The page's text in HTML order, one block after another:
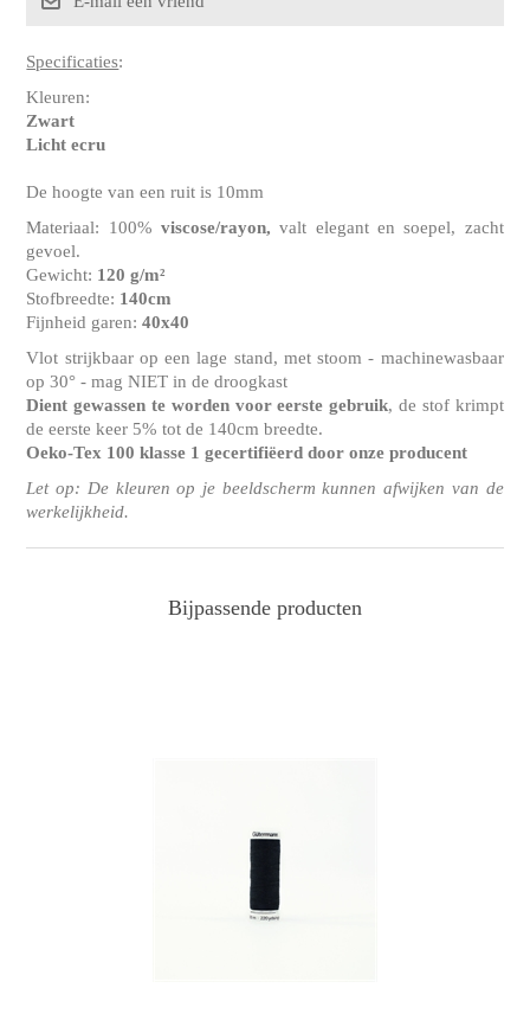
Specificaties:
Kleuren:
Zwart
Licht ecru
De hoogte van een ruit is 10mm
Materiaal: 100%viscose/rayon,valt elegant en soepel, zacht
gevoel.
Gewicht: 120 g/m²
Stofbreedte: 140cm
Fijnheid garen: 40x40
Vlot strijkbaar op een lage stand, met stoom - machinewasbaar
op 30° - mag NIET in de droogkast
Dient gewassen te worden voor eerste gebruik, de stof krimpt
de eerste keer 5% tot de 140cm breedte.
Oeko-Tex 100 klasse 1gecertifiëerd door onze producent
Let op: De kleuren op je beeldscherm kunnen afwijken van de
werkelijkheid.
Bijpassende producten